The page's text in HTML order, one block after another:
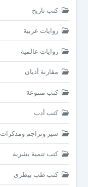
كتب تاريخ
روايات عربية
روايات عالمية
مقارنة أديان
كتب متنوعة
كتب أدب
سير وتراجم ومذكرات
كتب تنمية بشرية
كتب طب بيطرى